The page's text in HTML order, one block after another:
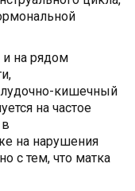
и на рядом
кишечный
на частое
на нарушения
с тем, что матка